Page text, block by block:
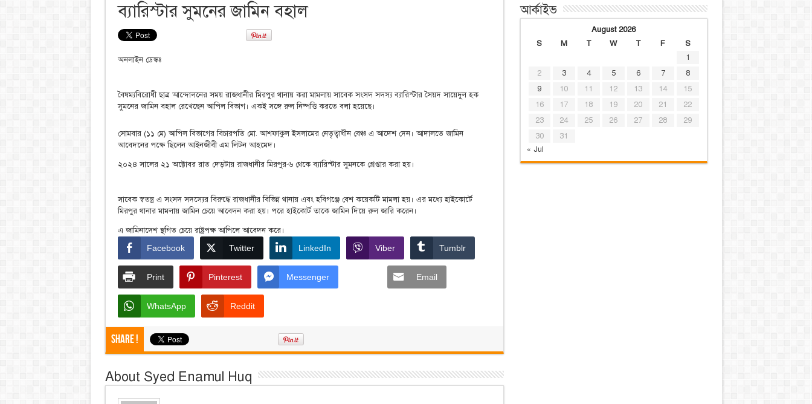
ব্যারিস্টার সুমনের জামিন বহাল
অনলাইন ডেস্কঃ
বৈষম্যবিরোধী ছাত্র আন্দোলনের সময় রাজধানীর মিরপুর থানায় করা মামলায় সাবেক সংসদ সদস্য ব্যারিস্টার সৈয়দ সায়েদুল হক
সুমনের জামিন বহাল রেখেছেন আপিল বিভাগ। একই সঙ্গে রুল নিষ্পত্তি করতে বলা হয়েছে।
সোমবার (১১ মে) আপিল বিভাগের বিচারপতি মো. আশফাকুল ইসলামের নেতৃত্বাধীন বেঞ্চ এ আদেশ দেন। আদালতে জামিন
আবেদনের পক্ষে ছিলেন আইনজীবী এম লিটন আহমেদ।
২০২৪ সালের ২১ অক্টোবর রাত দেড়টায় রাজধানীর মিরপুর-৬ থেকে ব্যারিস্টার সুমনকে গ্রেপ্তার করা হয়।
সাবেক স্বতন্ত্র এ সংসদ সদস্যের বিরুদ্ধে রাজধানীর বিভিন্ন থানায় এবং হবিগঞ্জে বেশ কয়েকটি মামলা হয়। এর মধ্যে হাইকোর্টে
মিরপুর থানার মামলায় জামিন চেয়ে আবেদন করা হয়। পরে হাইকোর্ট তাকে জামিন দিয়ে রুল জারি করেন।
এ জামিনাদেশ স্থগিত চেয়ে রাষ্ট্রপক্ষ আপিলে আবেদন করে।
Facebook
Twitter LinkedIn Viber Tumblr
Print Pinterest Messenger Email
WhatsApp Reddit
Share !
About Syed Enamul Huq
আর্কাইভ
August 2026
S
M T W T F
S
1
2
3 4 5 6 7
8
9
10 11 12 13 14
15
16
17 18 19 20 21
22
23
24 25 26 27 28
29
30
31
« Jul